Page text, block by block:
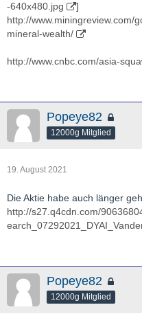
-640x480.jpg
]
http://www.miningreview.com/
mineral-wealth/
http://www.cnbc.com/asia-
Popeye82
12000g Mitglied
19. August 2021
Die Aktie habe auch länger
http://s27.q4cdn.com/
Popeye82
12000g Mitglied